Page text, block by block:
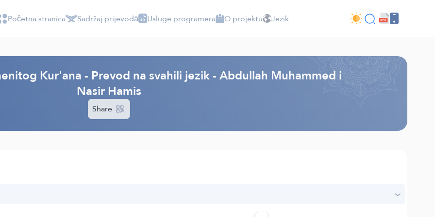
Početna stranica Sadržaj prijevodā Usluge programera O projektu Jezik
Kur'ana - Prevod na svahili jezik - Abdullah Muhammed i
Nasir Hamis
Share